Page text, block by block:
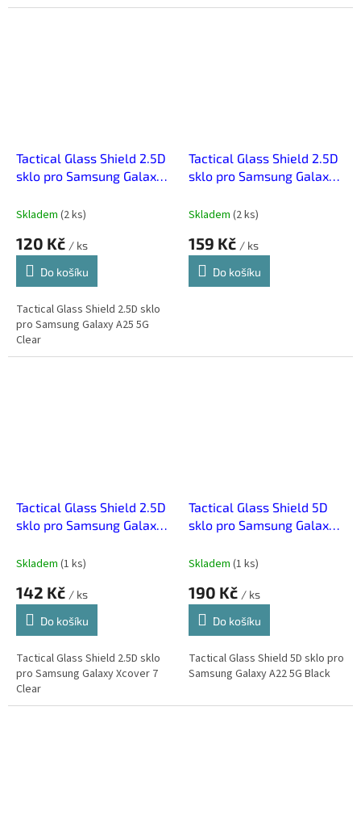
Tactical Glass Shield 2.5D
sklo pro Samsung Galaxy
Skladem (2 ks)
120 Kč / ks
Do košíku
Tactical Glass Shield 2.5D sklo
pro Samsung Galaxy A25 5G
Clear
Tactical Glass Shield 2.5D
sklo pro Samsung Galaxy
Skladem (2 ks)
159 Kč / ks
Do košíku
Tactical Glass Shield 2.5D
sklo pro Samsung Galaxy
Skladem (1 ks)
142 Kč / ks
Do košíku
Tactical Glass Shield 2.5D sklo
pro Samsung Galaxy Xcover 7
Clear
Tactical Glass Shield 5D
sklo pro Samsung Galaxy
Skladem (1 ks)
190 Kč / ks
Do košíku
Tactical Glass Shield 5D sklo pro
Samsung Galaxy A22 5G Black